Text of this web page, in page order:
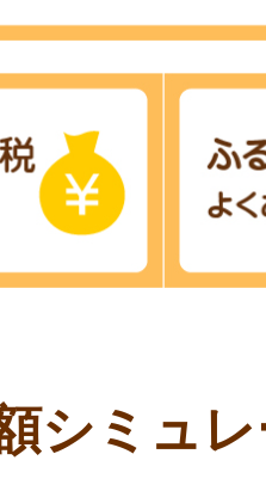
シミュ